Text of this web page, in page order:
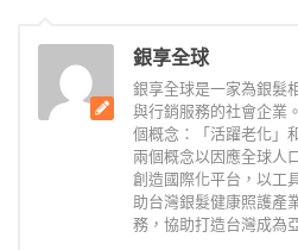
銀享全球
銀享全球是一家為銀髮
與行銷服務的社會企業
個概念：「活躍老化」
兩個概念以因應全球人
創造國際化平台，以工
助台灣銀髮健康照護產
務，協助打造台灣成為